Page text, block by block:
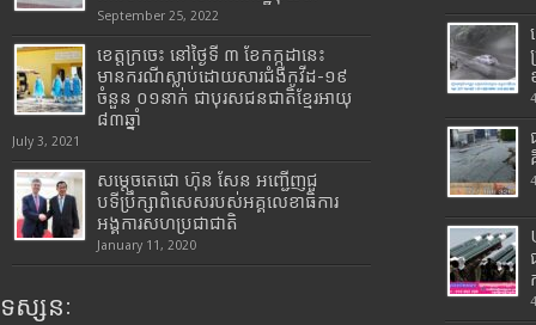
September 25, 2022
ខេត្តក្រចេះ នៅថ្ងៃទី ៣ ខែកក្កដានេះ
មានករណីស្លាប់ដោយសារជំងឺកូវីដ-១៩
ចំនួន ០១នាក់ ជាបុរសជនជាតិខ្មែរអាយុ
៨៣ឆ្នាំ
July 3, 2021
សម្តេចតេជោ ហ៊ុន សែន អញ្ជើញជួ
បទីប្រឹក្សាពិសេសរបស់អគ្គលេខាធិការ
អង្គការសហប្រជាជាតិ
January 11, 2020
ទស្សនៈ